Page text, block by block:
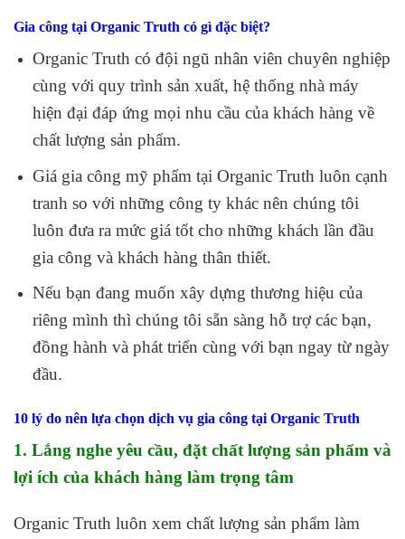
Gia công tại Organic Truth có gì đặc biệt?
Organic Truth có đội ngũ nhân viên chuyên nghiệp
cùng với quy trình sản xuất, hệ thống nhà máy
hiện đại đáp ứng mọi nhu cầu của khách hàng về
chất lượng sản phẩm.
Giá gia công mỹ phẩm tại Organic Truth luôn cạnh
tranh so với những công ty khác nên chúng tôi
luôn đưa ra mức giá tốt cho những khách lần đầu
gia công và khách hàng thân thiết.
Nếu bạn đang muốn xây dựng thương hiệu của
riêng mình thì chúng tôi sẵn sàng hỗ trợ các bạn,
đồng hành và phát triển cùng với bạn ngay từ ngày
đầu.
10 lý do nên lựa chọn dịch vụ gia công tại Organic Truth
1. Lắng nghe yêu cầu, đặt chất lượng sản phẩm và
lợi ích của khách hàng làm trọng tâm
Organic Truth luôn xem chất lượng sản phẩm làm